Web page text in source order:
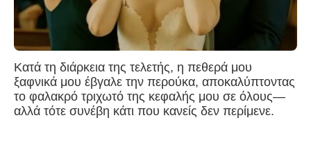
Κατά τη διάρκεια της τελετής, η πεθερά μου
ξαφνικά μου έβγαλε την περούκα, αποκαλύπτοντας
το φαλακρό τριχωτό της κεφαλής μου σε όλους—
αλλά τότε συνέβη κάτι που κανείς δεν περίμενε.